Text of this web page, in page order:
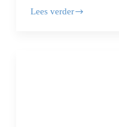
Lees verder
Solar